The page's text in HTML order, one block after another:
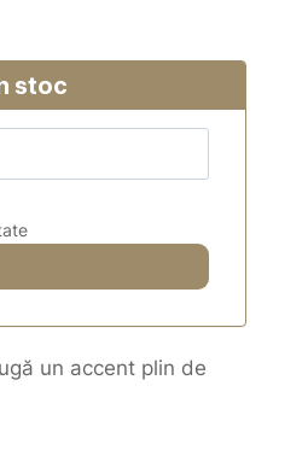
stoc
un accent plin de